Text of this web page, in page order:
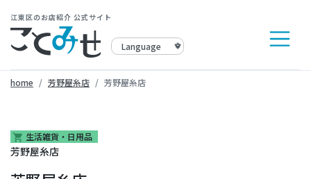
江東区のお店紹介 公式サイト
home 芳野屋糸店 芳野屋糸店
shopping_cart 生活雑貨・日用品
芳野屋糸店